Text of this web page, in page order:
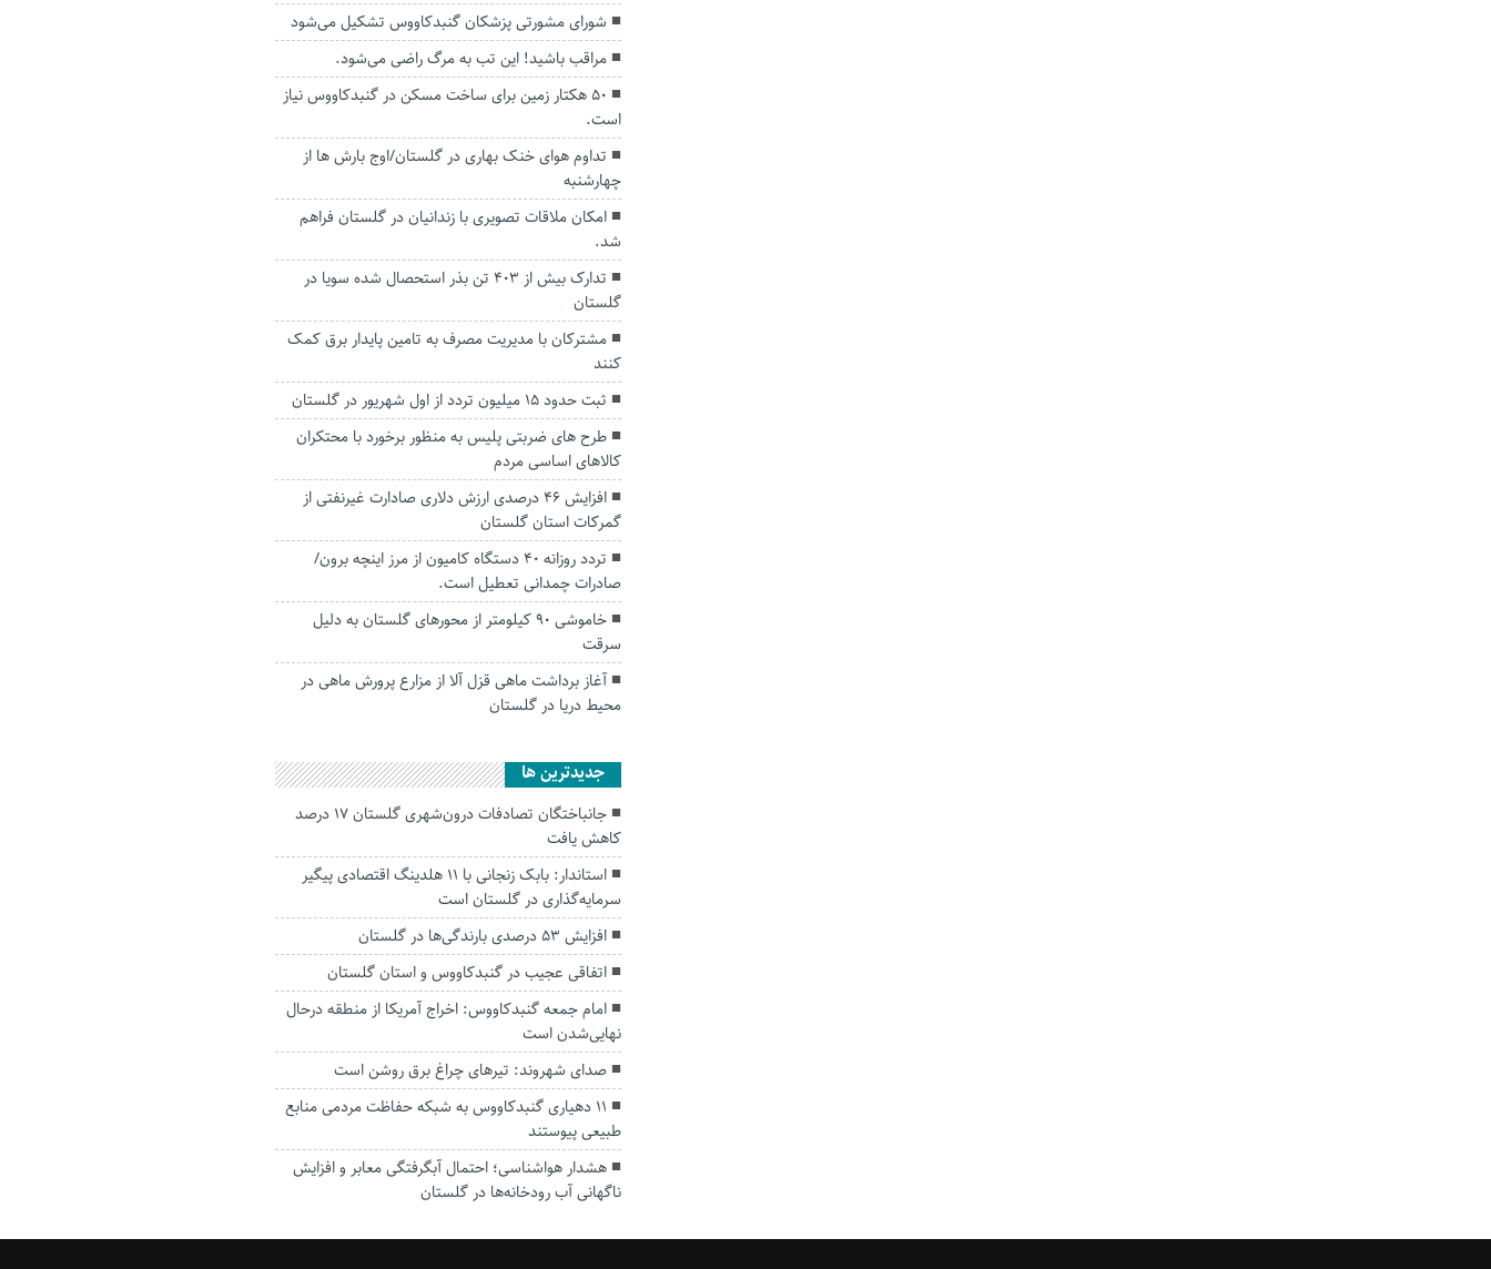
شورای مشورتی پزشکان گنبدکاووس تشکیل می‌شود
مراقب باشید! این تب به مرگ راضی می‌شود.
۵۰ هکتار زمین برای ساخت مسکن در گنبدکاووس نیاز
است.
تداوم هوای خنک بهاری در گلستان/اوج بارش ها از
چهارشنبه
امکان ملاقات تصویری با زندانیان در گلستان فراهم
شد.
تدارک بیش از ۴۰۳ تن بذر استحصال شده سویا در
گلستان
مشترکان با مدیریت مصرف به تامین پایدار برق کمک
کنند
ثبت حدود ۱۵ میلیون تردد از اول شهریور در گلستان
طرح های ضربتی پلیس به منظور برخورد با محتکران
کالاهای اساسی مردم
افزایش ۴۶ درصدی ارزش دلاری صادارت غیرنفتی از
گمرکات استان گلستان
تردد روزانه ۴۰ دستگاه کامیون از مرز اینچه برون/
صادرات چمدانی تعطیل است.
خاموشی ۹۰ کیلومتر از محورهای گلستان به دلیل
سرقت
آغاز برداشت ماهی قزل آلا از مزارع پرورش ماهی در
محیط دریا در گلستان
جديدترين ها
جانباختگان تصادفات درون‌شهری گلستان ۱۷ درصد
کاهش یافت
استاندار: بابک زنجانی با ۱۱ هلدینگ اقتصادی پیگیر
سرمایه‌گذاری در گلستان است
افزایش ۵۳ درصدی بارندگی‌ها در گلستان
اتفاقی عجیب در‌ گنبدکاووس و استان گلستان
امام جمعه گنبدکاووس: اخراج آمریکا از منطقه درحال
نهایی‌شدن است
صدای شهروند: تیرهای چراغ برق روشن است
۱۱ دهیاری گنبدکاووس به شبکه حفاظت مردمی منابع
طبیعی پیوستند
هشدار هواشناسی؛ احتمال آبگرفتگی معابر و افزایش
ناگهانی آب رودخانه‌ها در گلستان